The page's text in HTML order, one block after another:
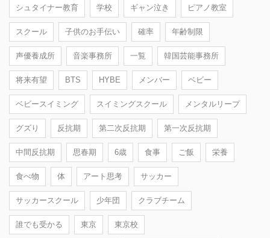
シュタイナー教育 学校 ギャン泣き ピアノ教室
スクール 子供のお手伝い 確率 年齢制限
声優養成所 音楽事務所 一覧 韓国芸能事務所
将来有望 BTS HYBE メンバー ベビー
ベビースイミング スイミングスクール メンタルリープ
グズり 反抗期 第二次反抗期 第一次反抗期
中間反抗期 思春期 6歳 食事 ご飯 栄養
食べ物 体 アート思考 サッカー
サッカースクール 少年団 クラブチーム
誰でも受かる 東京 東京校